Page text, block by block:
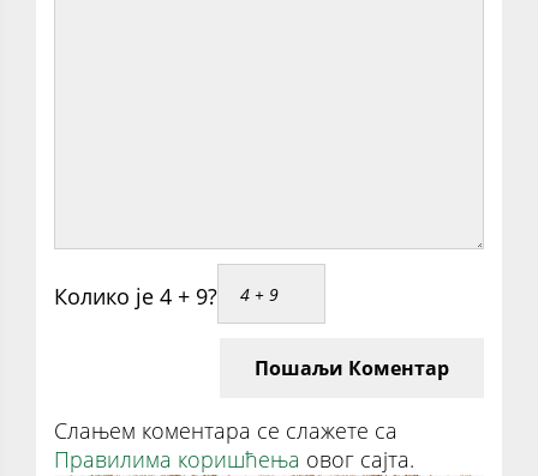
Колико је 4 + 9?
Пошаљи Коментар
Слањем коментара се слажете са
Правилима коришћења овог сајта.